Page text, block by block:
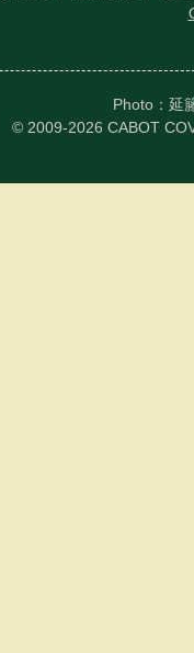
Photo：延
© 2009-2026 CABOT